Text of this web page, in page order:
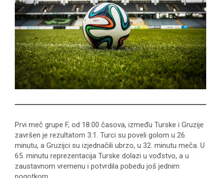
Prvi meč grupe F, od 18.00 časova, između Turske i Gruzije
završen je rezultatom 3:1. Turci su poveli golom u 26.
minutu, a Gruzijci su izjednačili ubrzo, u 32. minutu meča. U
65. minutu reprezentacija Turske dolazi u vođstvo, a u
zaustavnom vremenu i potvrdila pobedu još jednim